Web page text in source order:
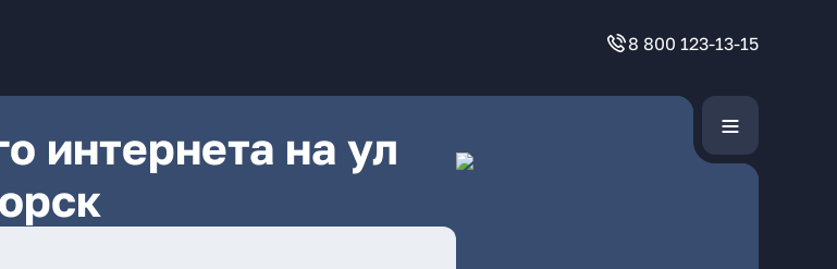
8 800 123-13-15
интернета на ул